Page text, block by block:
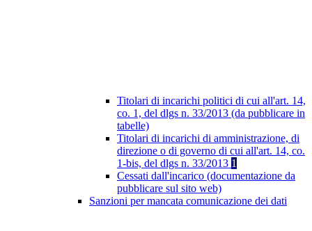
Titolari di incarichi politici di cui all'art. 14,
co. 1, del dlgs n. 33/2013 (da pubblicare in
tabelle)
Titolari di incarichi di amministrazione, di
direzione o di governo di cui all'art. 14, co.
1-bis, del dlgs n. 33/2013 1
Cessati dall'incarico (documentazione da
pubblicare sul sito web)
Sanzioni per mancata comunicazione dei dati